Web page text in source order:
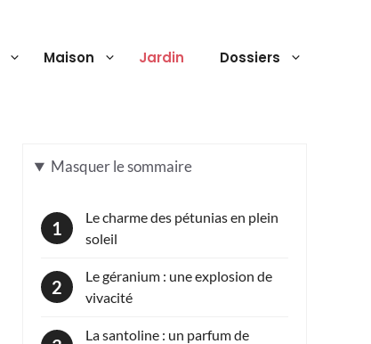
Maison Jardin Dossiers
Masquerle sommaire
Le charme des pétunias en plein
soleil
Le géranium : une explosion de
vivacité
La santoline : un parfum de